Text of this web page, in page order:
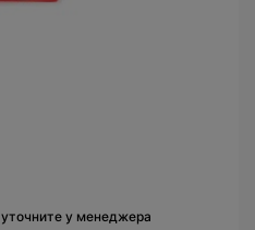
уточните у менеджера